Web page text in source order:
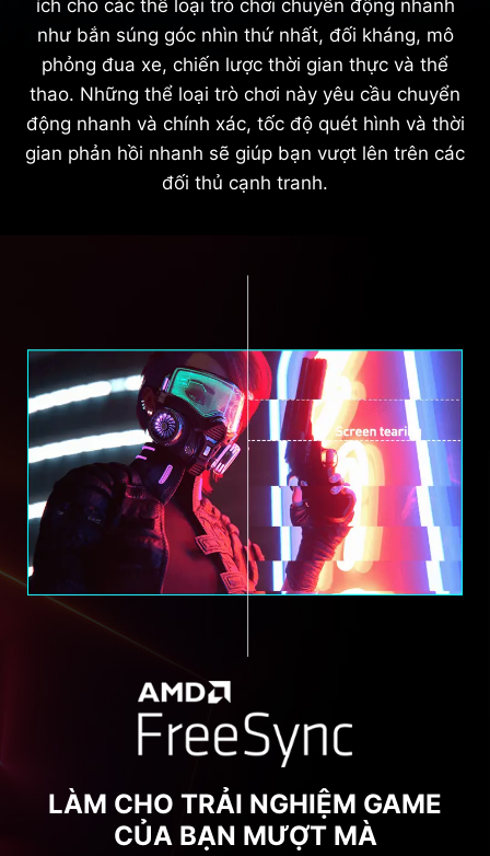
ích cho các thể loại trò chơi chuyển động nhanh
như bắn súng góc nhìn thứ nhất, đối kháng, mô
phỏng đua xe, chiến lược thời gian thực và thể
thao. Những thể loại trò chơi này yêu cầu chuyển
động nhanh và chính xác, tốc độ quét hình và thời
gian phản hồi nhanh sẽ giúp bạn vượt lên trên các
đối thủ cạnh tranh.
LÀM CHO TRẢI NGHIỆM GAME
CỦA BẠN MƯỢT MÀ